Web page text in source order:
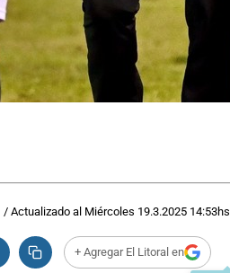
/ Actualizado al Miércoles 19.3.2025 14:53hs
+ Agregar El Litoral en